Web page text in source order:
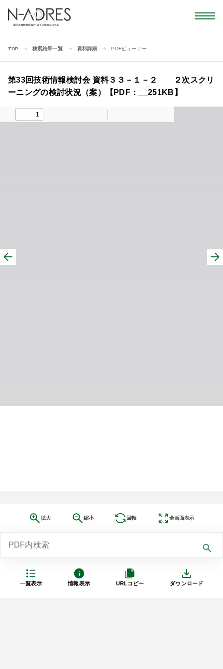
TOP 検索結果一覧 資料詳細 PDFビューアー
一覧表示 情報表示 URLコピー ダウンロード
第33回技術情報検討会 資料３３－１－２ ２次スクリ
ーニングの検討状況（案）【PDF：__251KB】
拡大 縮小 回転 全画面表示